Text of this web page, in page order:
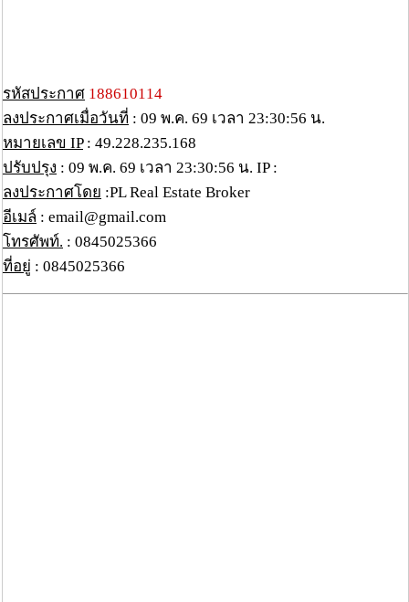
รหัสประกาศ 188610114
ลงประกาศเมื่อวันที่ : 09 พ.ค. 69 เวลา 23:30:56 น.
หมายเลข IP: 49.228.235.168
ปรับปรุง : 09 พ.ค. 69 เวลา 23:30:56 น. IP :
ลงประกาศโดย :PL Real Estate Broker
อีเมล์ : email@gmail.com
โทรศัพท์. : 0845025366
ที่อยู่ : 0845025366